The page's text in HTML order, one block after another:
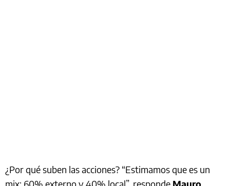
¿Por qué suben las acciones? “Estimamos que es un